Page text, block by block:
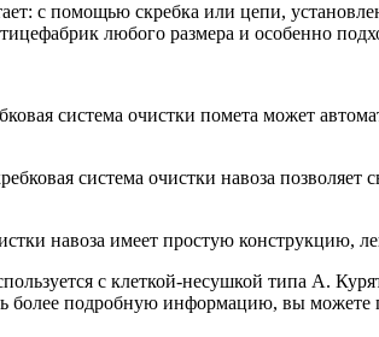
с помощью скребка или цепи,
любого размера и особенно
система очистки помета может
система очистки навоза
навоза имеет простую конструкцию,
с клеткой-несушкой типа А.
более подробную информацию, вы можете